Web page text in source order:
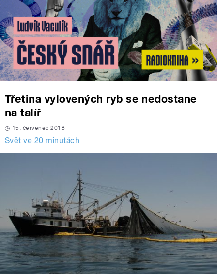
Třetina vylovených ryb se nedostane
na talíř
15. červenec 2018
Svět ve 20 minutách